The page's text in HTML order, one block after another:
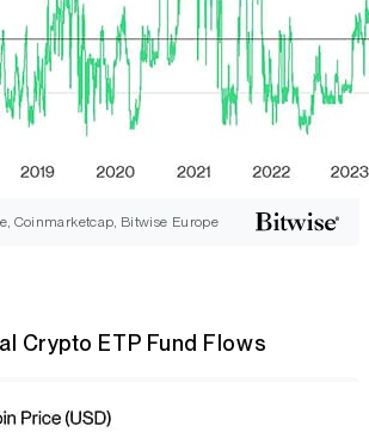
Coinmarketcap, Bitwise Europe
Crypto ETP Fund Flows